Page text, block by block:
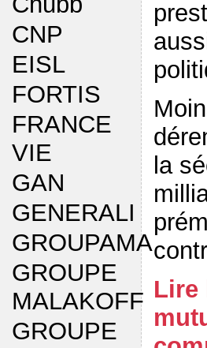
CNP
EISL
FORTIS
FRANCE
VIE
GAN
GENERALI
GROUPAMA
GROUPE
MALAKOFF
GROUPE
la
Lire